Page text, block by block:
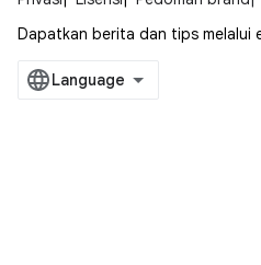
Dapatkan berita dan tips melalui